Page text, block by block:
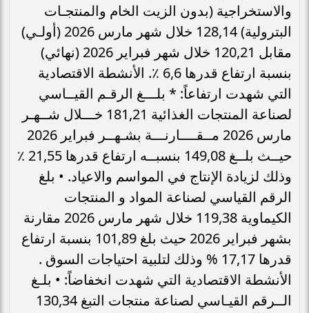
والاستخراجية (بدون الزيت الخام والمنتجـات
البترولية) 128,14 خلال شهر مارس 2026 (أولـي)
مقابل 120,21 خلال شهر فبراير 2026 (نهائي)
بنسبة ارتفاع قدرها 6,6 ٪. الأنشطة الاقتصادية
التي شهدت ارتفاعاً: * بلـــغ الرقـم القيــاسي
لصناعة المنتجات الغذائية 181,21 خـــلال شــهـر
مارس 2026 مــقــــارنـــة بشـهــر فبراير 2026
حيــث بلــغ 149,08 بنسبــه ارتفاع قدرها 21,55 ٪
وذلك لزيادة الإنتاج في المواسم والاعياد. • بلغ
الرقم القياسي لصناعة المواد و المنتجات
الكيماوية 119,38 خلال شهر مارس 2026 مقارنة
بشهر فبراير 2026 حيث بلغ 101,89 بنسبة ارتفاع
قدرها 17,17 % وذلك لتلبية احتياجات السوق .
الأنشطة الاقتصادية التي شهدت انخفاضاً: • بلـغ
الــرقم القيـاسي لصناعة منتجات التبغ 130,34